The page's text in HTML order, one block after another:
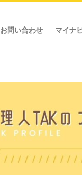
お問い合わせ マイナ